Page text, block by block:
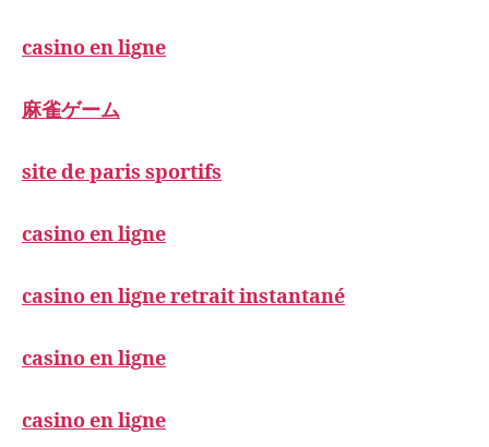
casino en ligne
麻雀ゲーム
site de paris sportifs
casino en ligne
casino en ligne retrait instantané
casino en ligne
casino en ligne